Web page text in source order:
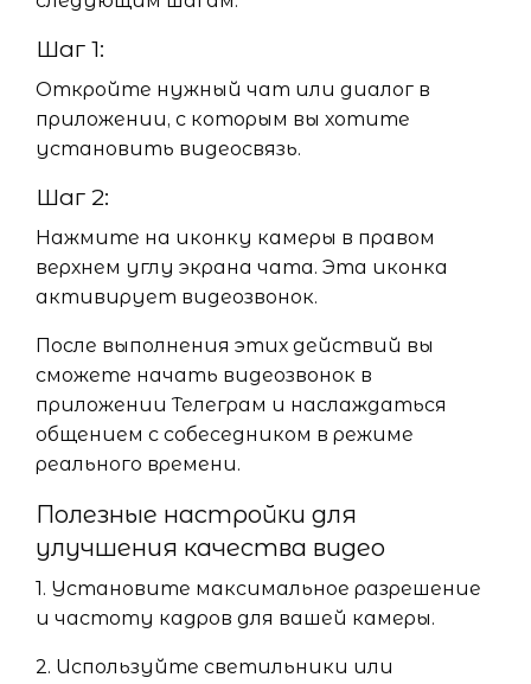
Шаг 1:
Откройте нужный чат или диалог в
приложении, с которым вы хотите
установить видеосвязь.
Шаг 2:
Нажмите на иконку камеры в правом
верхнем углу экрана чата. Эта иконка
активирует видеозвонок.
После выполнения этих действий вы
сможете начать видеозвонок в
приложении Телеграм и наслаждаться
общением с собеседником в режиме
реального времени.
Полезные настройки для
улучшения качества видео
1. Установите максимальное разрешение
и частоту кадров для вашей камеры.
2. Используйте светильники или